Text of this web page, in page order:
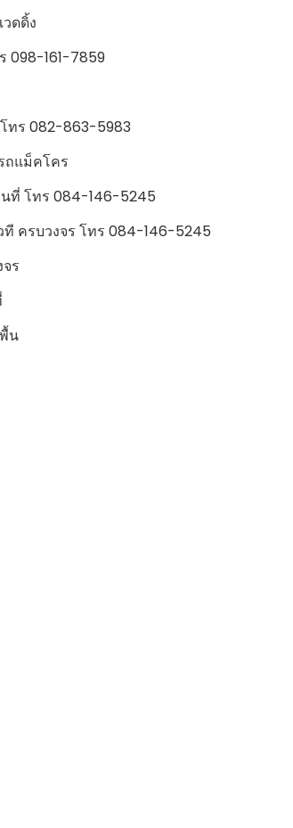
ดดิ้ง
098-161-7859
ทร 082-863-5983
ถแม็คโคร
นที่ โทร 084-146-5245
วที ครบวงจร โทร 084-146-5245
ร
น